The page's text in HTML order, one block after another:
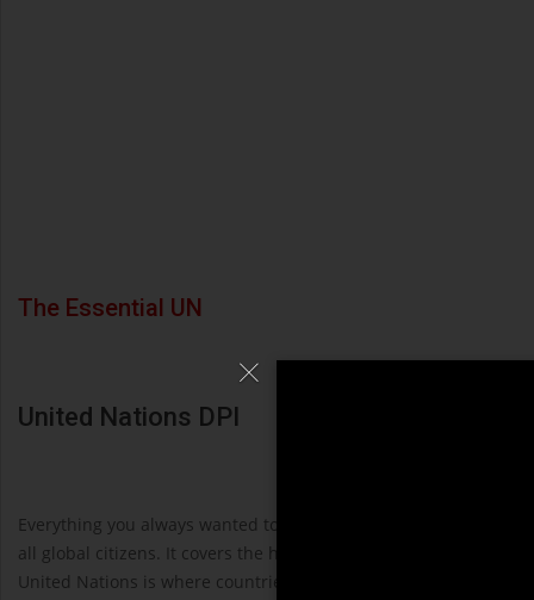
The Essential UN
United Nations DPI
Everything you always wanted to know about the United
all global citizens. It covers the history of the UN, what it does
United Nations is where countries meet to address universal